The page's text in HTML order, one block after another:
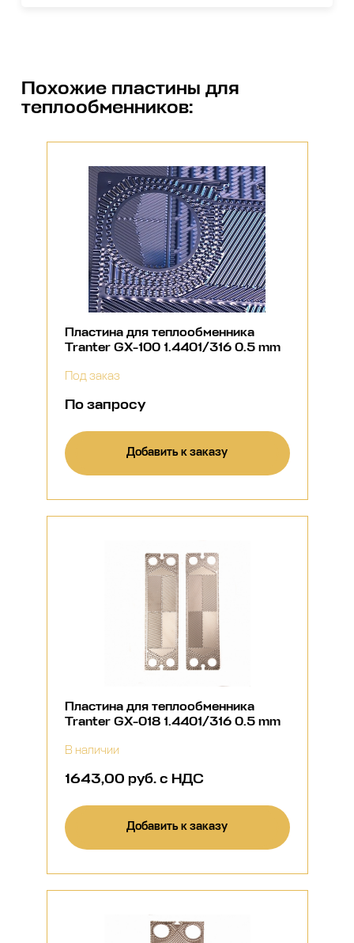
Похожие пластины для
теплообменников:
Пластина для теплообменника
Tranter GX-100 1.4401/316 0.5 mm
Под заказ
По запросу
Добавить к заказу
Пластина для теплообменника
Tranter GX-018 1.4401/316 0.5 mm
В наличии
1643,00 руб. с НДС
Добавить к заказу